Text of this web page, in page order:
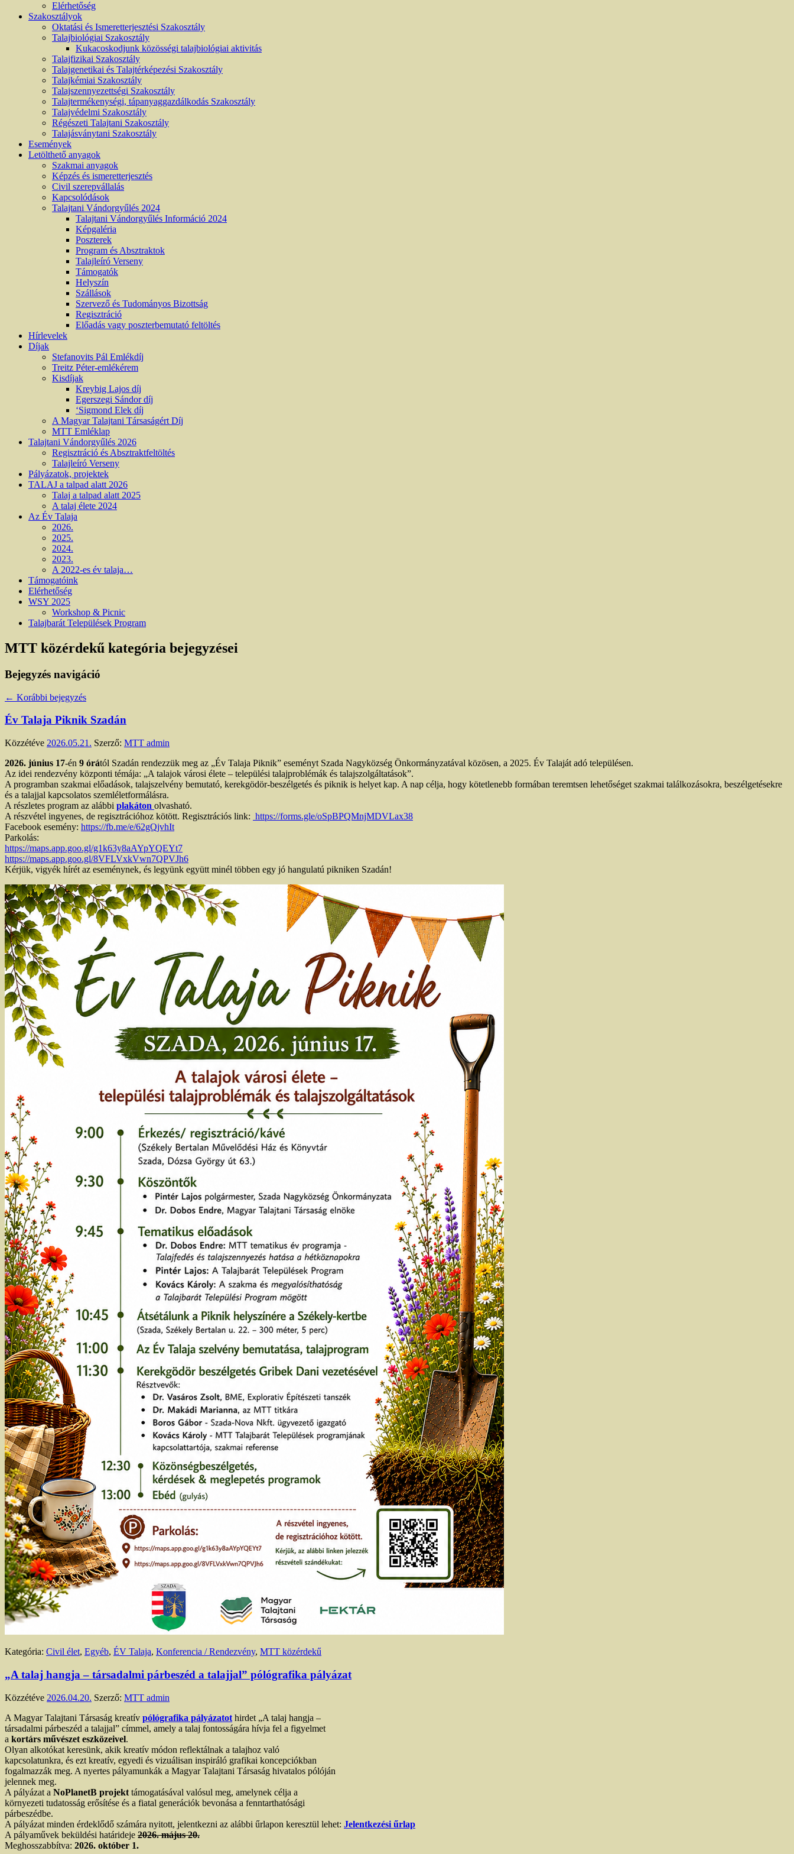
Elérhetőség
Szakosztályok
Oktatási és Ismeretterjesztési Szakosztály
Talajbiológiai Szakosztály
Kukacoskodjunk közösségi talajbiológiai aktivitás
Talajfizikai Szakosztály
Talajgenetikai és Talajtérképezési Szakosztály
Talajkémiai Szakosztály
Talajszennyezettségi Szakosztály
Talajtermékenységi, tápanyaggazdálkodás Szakosztály
Talajvédelmi Szakosztály
Régészeti Talajtani Szakosztály
Talajásványtani Szakosztály
Események
Letölthető anyagok
Szakmai anyagok
Képzés és ismeretterjesztés
Civil szerepvállalás
Kapcsolódások
Talajtani Vándorgyűlés 2024
Talajtani Vándorgyűlés Információ 2024
Képgaléria
Poszterek
Program és Absztraktok
Talajleíró Verseny
Támogatók
Helyszín
Szállások
Szervező és Tudományos Bizottság
Regisztráció
Előadás vagy poszterbemutató feltöltés
Hírlevelek
Díjak
Stefanovits Pál Emlékdíj
Treitz Péter-emlékérem
Kisdíjak
Kreybig Lajos díj
Egerszegi Sándor díj
‘Sigmond Elek díj
A Magyar Talajtani Társaságért Díj
MTT Emléklap
Talajtani Vándorgyűlés 2026
Regisztráció és Absztraktfeltöltés
Talajleíró Verseny
Pályázatok, projektek
TALAJ a talpad alatt 2026
Talaj a talpad alatt 2025
A talaj élete 2024
Az Év Talaja
2026.
2025.
2024.
2023.
A 2022-es év talaja…
Támogatóink
Elérhetőség
WSY 2025
Workshop & Picnic
Talajbarát Települések Program
MTT közérdekű kategória bejegyzései
Bejegyzés navigáció
← Korábbi bejegyzés
Év Talaja Piknik Szadán
Közzétéve 2026.05.21. Szerző: MTT admin
2026. június 17-én 9 órától Szadán rendezzük meg az „Év Talaja Piknik” eseményt Szada Nagyközség Önkormányzatával közösen, a 2025. Év Talaját adó településen.
Az idei rendezvény központi témája: „A talajok városi élete – települési talajproblémák és talajszolgáltatások”.
A programban szakmai előadások, talajszelvény bemutató, kerekgödör-beszélgetés és piknik is helyet kap. A nap célja, hogy kötetlenebb formában teremtsen lehetőséget szakmai találkozásokra, beszélgetésekre
és a talajjal kapcsolatos szemléletformálásra.
A részletes program az alábbi plakáton olvasható.
A részvétel ingyenes, de regisztrációhoz kötött. Regisztrációs link: https://forms.gle/oSpBPQMnjMDVLax38
Facebook esemény: https://fb.me/e/62gQjvhIt
Parkolás:
https://maps.app.goo.gl/g1k63y8aAYpYQEYt7
https://maps.app.goo.gl/8VFLVxkVwn7QPVJh6
Kérjük, vigyék hírét az eseménynek, és legyünk együtt minél többen egy jó hangulatú pikniken Szadán!
Kategória: Civil élet, Egyéb, ÉV Talaja, Konferencia / Rendezvény, MTT közérdekű
„A talaj hangja – társadalmi párbeszéd a talajjal” pólógrafika pályázat
Közzétéve 2026.04.20. Szerző: MTT admin
A Magyar Talajtani Társaság kreatív pólógrafika pályázatot hirdet „A talaj hangja –
társadalmi párbeszéd a talajjal” címmel, amely a talaj fontosságára hívja fel a figyelmet
a kortárs művészet eszközeivel.
Olyan alkotókat keresünk, akik kreatív módon reflektálnak a talajhoz való
kapcsolatunkra, és ezt kreatív, egyedi és vizuálisan inspiráló grafikai koncepciókban
fogalmazzák meg. A nyertes pályamunkák a Magyar Talajtani Társaság hivatalos pólóján
jelennek meg.
A pályázat a NoPlanetB projekt támogatásával valósul meg, amelynek célja a
környezeti tudatosság erősítése és a fiatal generációk bevonása a fenntarthatósági
párbeszédbe.
A pályázat minden érdeklődő számára nyitott, jelentkezni az alábbi űrlapon keresztül lehet: Jelentkezési űrlap
A pályaművek beküldési határideje 2026. május 20.
Meghosszabbítva: 2026. október 1.